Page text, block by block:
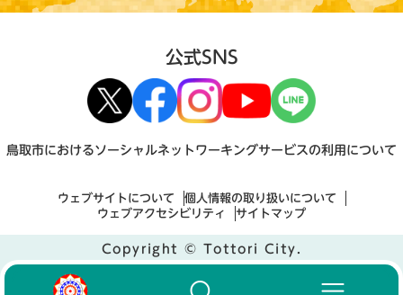
公式SNS
鳥取市におけるソーシャルネットワーキングサービスの利用について
ウェブサイトについて
個人情報の取り扱いについて
ウェブアクセシビリティ
サイトマップ
Copyright © Tottori City.